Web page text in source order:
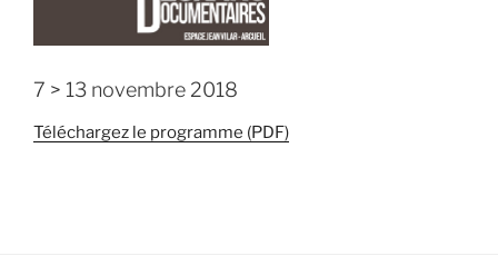
7 > 13 novembre 2018
Téléchargez le programme (PDF)